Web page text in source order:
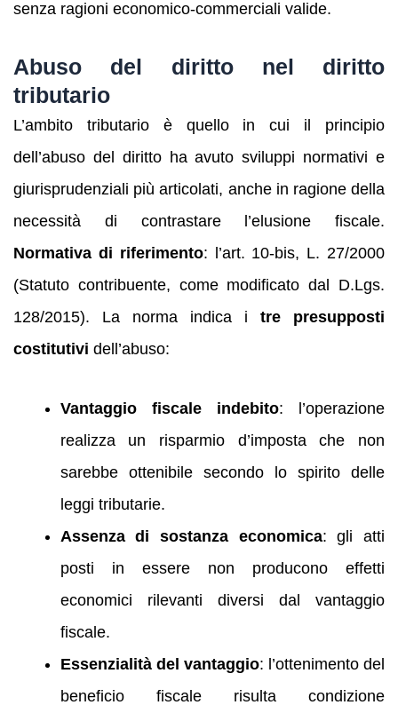
senza ragioni economico-commerciali valide.
Abuso del diritto nel diritto
tributario
L’ambito tributario è quello in cui il principio
dell’abuso del diritto ha avuto sviluppi normativi e
giurisprudenziali più articolati, anche in ragione della
necessità di contrastare l’elusione fiscale.
Normativa di riferimento: l’art. 10-bis, L. 27/2000
(Statuto contribuente, come modificato dal D.Lgs.
128/2015). La norma indica i tre presupposti
costitutivi dell’abuso:
Vantaggio fiscale indebito: l’operazione
realizza un risparmio d’imposta che non
sarebbe ottenibile secondo lo spirito delle
leggi tributarie.
Assenza di sostanza economica: gli atti
posti in essere non producono effetti
economici rilevanti diversi dal vantaggio
fiscale.
Essenzialità del vantaggio: l’ottenimento del
beneficio fiscale risulta condizione